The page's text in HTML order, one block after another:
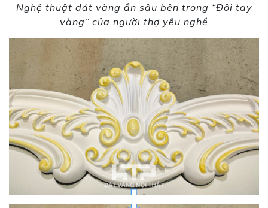
Nghệ thuật dát vàng ẩn sâu bên trong “Đôi tay
vàng” của người thợ yêu nghề